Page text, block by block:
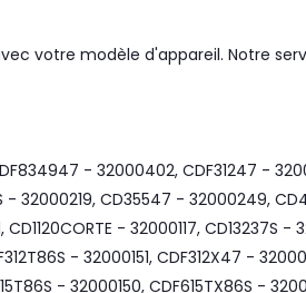
votre modèle d'appareil. Notre
- 32000402, CDF31247 -
32000219, CD35547 - 32000249,
- 32000117,
- 32000151, CDF312X47 -
- 32000150, CDF615TX86S -